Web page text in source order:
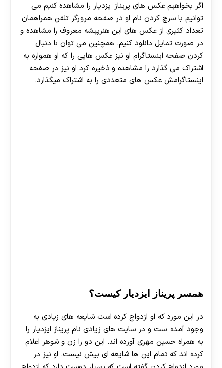
اگر بخواهیم عکس های پریناز ایزدیار را مشاهده کنیم می
توانیم با سرچ کردن نام او در صفحه مرورگر تلفن همراهمان
تعداد کثیری از عکس های این هنرپیشه معروف را مشاهده و
در صورت تمایل دانلود کنیم. همچنین می توان با دنبال
کردن صفحه اینستاگرام او نیز عکس هایی را که او همواره به
اشتراک می گذارد را مشاهده و ذخیره کرد او نیز در صفحه
اینستاگرامش عکس های متعددی را به اشتراک میگذارد.
همسر پریناز ایزدیار کیست؟
در این مورد که او ازدواج کرده است شایعه های زیادی به
وجود آمده است و در سایت های زیادی نام پریناز ایزدیار را
به همراه حسین مهری آورده اند. این دو را زن و شوهر اعلام
کرده اند که تمام این ها شایعه ای بیش نیست. او نیز در